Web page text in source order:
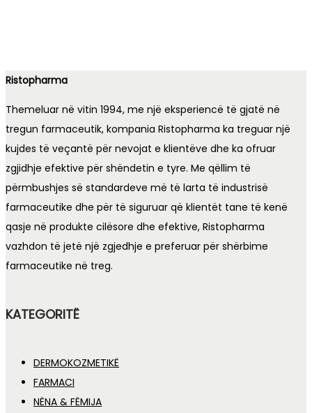
Ristopharma
Themeluar në vitin 1994, me një eksperiencë të gjatë në
tregun farmaceutik, kompania Ristopharma ka treguar një
kujdes të veçantë për nevojat e klientëve dhe ka ofruar
zgjidhje efektive për shëndetin e tyre. Me qëllim të
përmbushjes së standardeve më të larta të industrisë
farmaceutike dhe për të siguruar që klientët tane të kenë
qasje në produkte cilësore dhe efektive, Ristopharma
vazhdon të jetë një zgjedhje e preferuar për shërbime
farmaceutike në treg.
KATEGORITË
DERMOKOZMETIKË
FARMACI
NËNA & FËMIJA